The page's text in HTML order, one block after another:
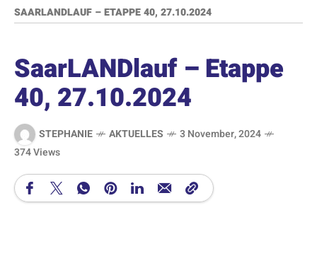
SAARLANDLAUF – ETAPPE 40, 27.10.2024
SaarLANDlauf – Etappe
40, 27.10.2024
STEPHANIE AKTUELLES
3 November, 2024
374 Views